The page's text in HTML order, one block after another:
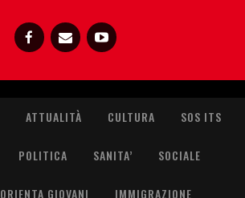
ATTUALITÀ CULTURA SOS ITS
POLITICA SANITA’ SOCIALE
ORIENTA GIOVANI IMMIGRAZIONE